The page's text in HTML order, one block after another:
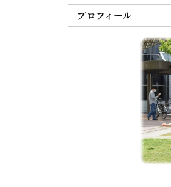
プロフィール